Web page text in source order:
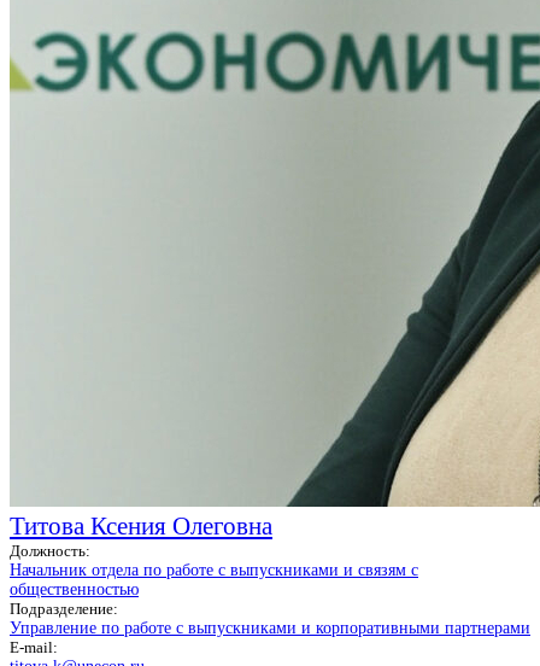
Титова Ксения Олеговна
Должность:
Начальник отдела по работе с выпускниками и связям с
общественностью
Подразделение:
Управление по работе с выпускниками и корпоративными партнерами
E-mail: